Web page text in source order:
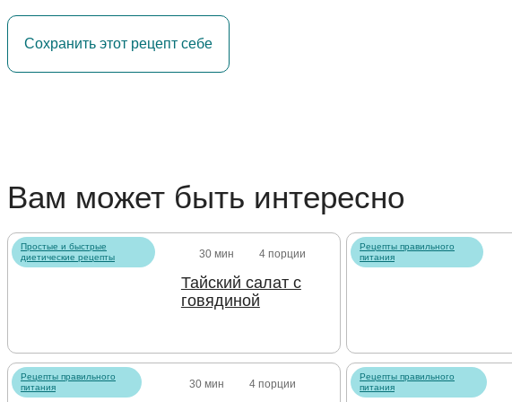
Сохранить этот рецепт себе
Вам может быть интересно
Простые и быстрые
диетические рецепты
30 мин 4 порции
Тайский салат с
говядиной
Рецепты правильного
питания
Рецепты правильного
питания
30 мин 4 порции
Рецепты правильного
питания